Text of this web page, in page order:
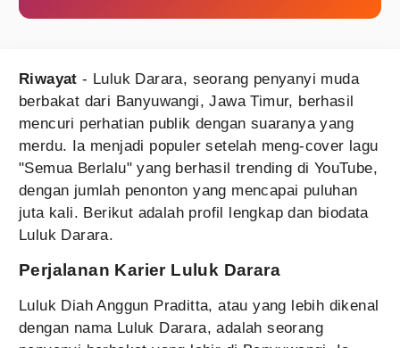
Riwayat- Luluk Darara, seorang penyanyi muda
berbakat dari Banyuwangi, Jawa Timur, berhasil
mencuri perhatian publik dengan suaranya yang
merdu. Ia menjadi populer setelah meng-cover lagu
"Semua Berlalu" yang berhasil trending di YouTube,
dengan jumlah penonton yang mencapai puluhan
juta kali. Berikut adalah profil lengkap dan biodata
Luluk Darara.
Perjalanan Karier Luluk Darara
Luluk Diah Anggun Praditta, atau yang lebih dikenal
dengan nama Luluk Darara, adalah seorang